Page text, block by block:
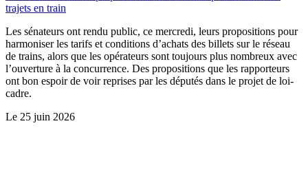
trajets en train
Les sénateurs ont rendu public, ce mercredi, leurs propositions pour
harmoniser les tarifs et conditions d’achats des billets sur le réseau
de trains, alors que les opérateurs sont toujours plus nombreux avec
l’ouverture à la concurrence. Des propositions que les rapporteurs
ont bon espoir de voir reprises par les députés dans le projet de loi-
cadre.
Le 25 juin 2026